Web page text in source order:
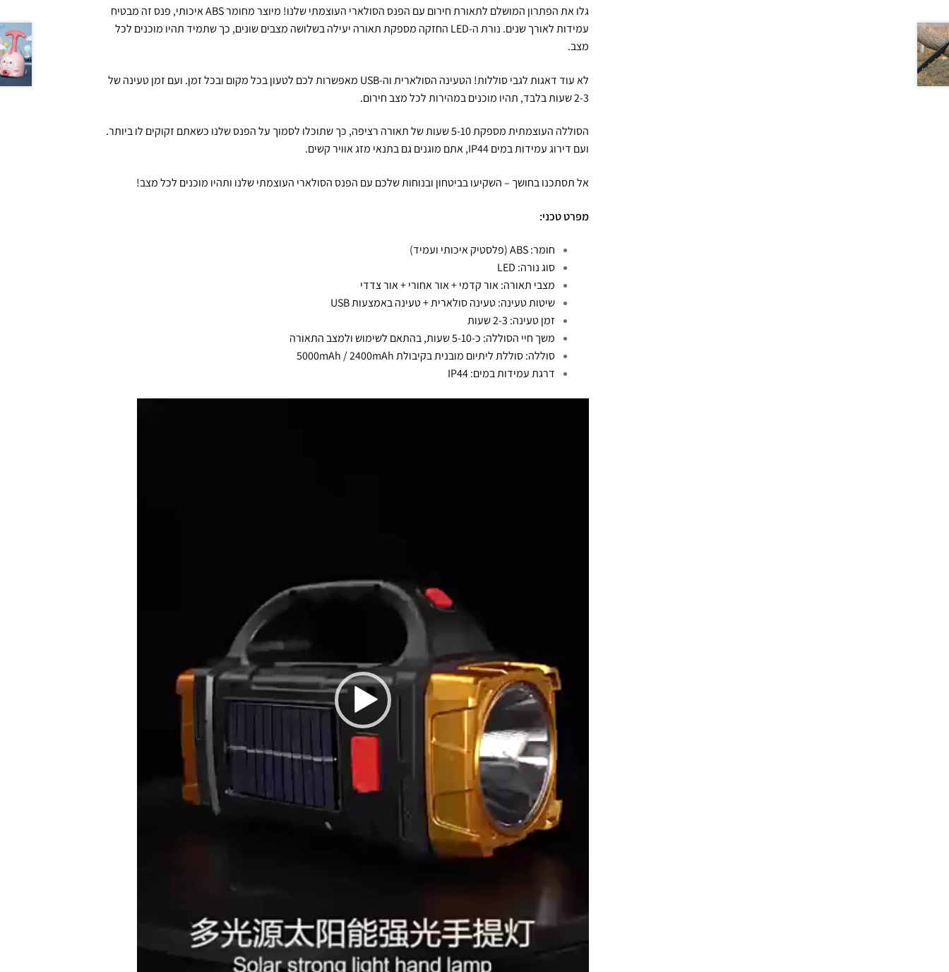
גלו את הפתרון המושלם לתאורת חירום עם הפנס הסולארי העוצמתי שלנו! מיוצר מחומר ABS איכותי, פנס זה מבטיח
עמידות לאורך שנים. נורת ה-LED החזקה מספקת תאורה יעילה בשלושה מצבים שונים, כך שתמיד תהיו מוכנים לכל
מצב.
לא עוד דאגות לגבי סוללות! הטעינה הסולארית וה-USB מאפשרות לכם לטעון בכל מקום ובכל זמן. ועם זמן טעינה של
2-3 שעות בלבד, תהיו מוכנים במהירות לכל מצב חירום.
הסוללה העוצמתית מספקת 5-10 שעות של תאורה רציפה, כך שתוכלו לסמוך על הפנס שלנו כשאתם זקוקים לו ביותר.
ועם דירוג עמידות במים IP44, אתם מוגנים גם בתנאי מזג אוויר קשים.
אל תסתכנו בחושך – השקיעו בביטחון ובנוחות שלכם עם הפנס הסולארי העוצמתי שלנו ותהיו מוכנים לכל מצב!
מפרט טכני:
חומר: ABS (פלסטיק איכותי ועמיד)
סוג נורה: LED
מצבי תאורה: אור קדמי + אור אחורי + אור צדדי
שיטות טעינה: טעינה סולארית + טעינה באמצעות USB
זמן טעינה: 2-3 שעות
משך חיי הסוללה: כ-5-10 שעות, בהתאם לשימוש ולמצב התאורה
סוללה: סוללת ליתיום מובנית בקיבולת 5000mAh / 2400mAh
דרגת עמידות במים: IP44